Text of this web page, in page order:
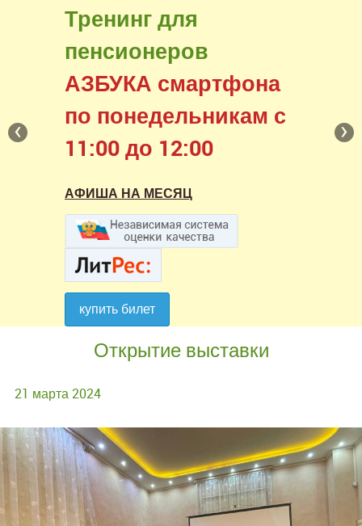
Бесплатный доступ
к фондам российских
библиотек
в нашем читальном зале
АФИША НА МЕСЯЦ
купить билет
Тренинг для
пенсионеров
АЗБУКА смартфона
по понедельникам с
11:00 до 12:00
АФИША НА МЕСЯЦ
купить билет
›
‹
Открытие выставки
21 марта 2024